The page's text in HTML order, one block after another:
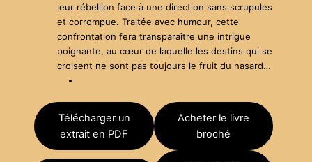
leur rébellion face à une direction sans scrupules
et corrompue. Traitée avec humour, cette
confrontation fera transparaître une intrigue
poignante, au cœur de laquelle les destins qui se
croisent ne sont pas toujours le fruit du hasard…
Télécharger un
extrait en PDF
Acheter le livre
broché